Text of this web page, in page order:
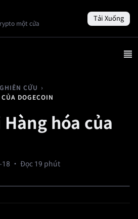
một cửa
Tải Xuống
CỨU
›
DOGECOIN
hóa của
18 · Đọc 19 phút